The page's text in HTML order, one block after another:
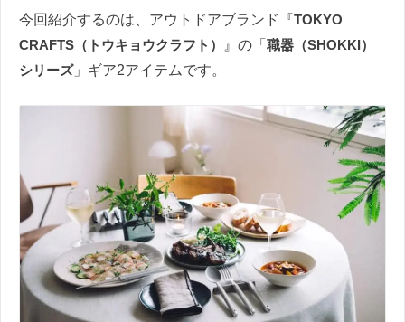
今回紹介するのは、アウトドアブランド『TOKYO
CRAFTS（トウキョウクラフト）
』の「 職器（SHOKKI）
シリーズ」ギア2アイテムです。